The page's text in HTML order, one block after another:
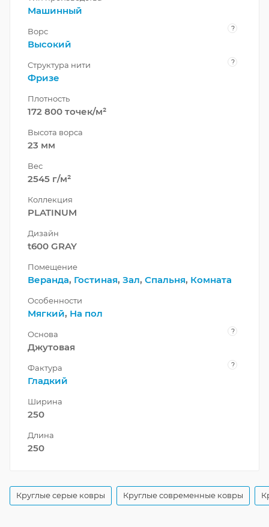
Машинный
Ворс ?
Высокий
Структура нити ?
Фризе
Плотность
172 800 точек/м²
Высота ворса
23 мм
Вес
2545 г/м²
Коллекция
PLATINUM
Дизайн
t600 GRAY
Помещение
Веранда, Гостиная, Зал, Спальня, Комната
Особенности
Мягкий, На пол
Основа ?
Джутовая
Фактура ?
Гладкий
Ширина
250
Длина
250
Круглые серые ковры Круглые современные ковры